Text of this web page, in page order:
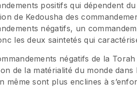
positifs qui dépendent
de Kedousha des
négatifs, un
les deux saintetés qui
négatifs de la
de la matérialité du monde
même sont plus enclines à